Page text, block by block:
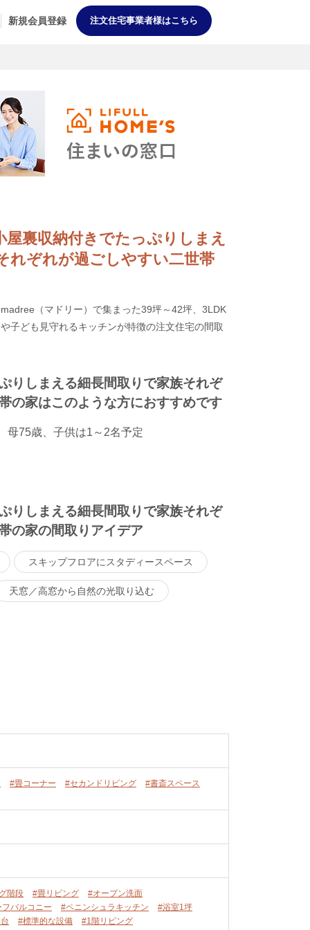
新規会員登録 注文住宅事業者様はこちら
屋裏収納付きでたっぷりしまえ
れぞれが過ごしやすい二世帯
（マドリー）で集まった39坪～42坪、3LDK
子ども見守れるキッチンが特徴の注文住宅の間取
りしまえる細長間取りで家族それぞ
の家はこのような方におすすめです
母75歳、子供は1～2名予定
りしまえる細長間取りで家族それぞ
の家の間取りアイデア
スキップフロアにスタディースペース
天窓／高窓から自然の光取り込む
#畳コーナー #セカンドリビング
#書斎スペース
階段 #畳リビング
#オープン洗面
バルコニー #ペニンシュラキッチン
#浴室1坪
#標準的な設備 #1階リビング